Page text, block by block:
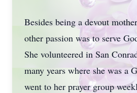
Besides being a devout
other passion was to serve
She volunteered in San
many years where she was a
went to her prayer group